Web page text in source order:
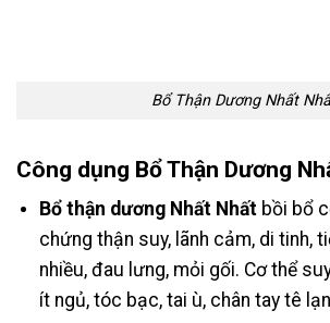
Bổ Thận Dương Nhất
Công dụng Bổ Thận Dương
Bổ thận dương Nhất Nhấtbồi bổ
chứng thận suy, lãnh cảm, di tinh,
nhiều, đau lưng, mỏi gối. Cơ thể
ít ngủ, tóc bạc, tai ù, chân tay tê